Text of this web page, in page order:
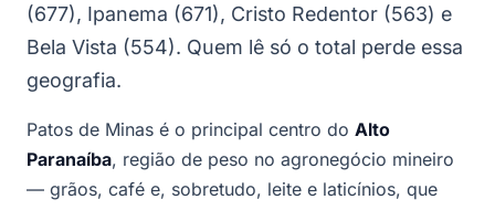
(677), Ipanema (671), Cristo Redentor (563) e
Bela Vista (554). Quem lê só o total perde essa
geografia.
Patos de Minas é o principal centro do Alto
Paranaíba, região de peso no agronegócio mineiro
— grãos, café e, sobretudo, leite e laticínios, que